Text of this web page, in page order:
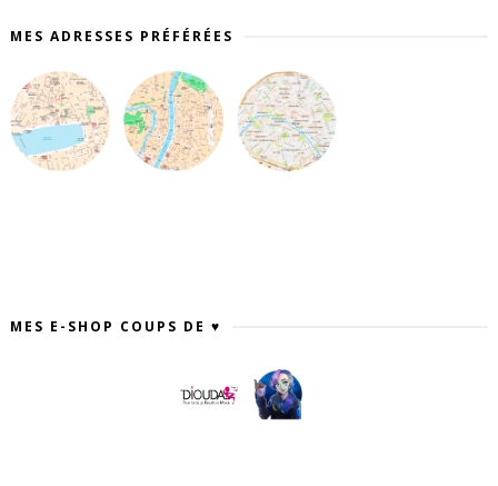
MES ADRESSES PRÉFÉRÉES
MES E-SHOP COUPS DE ♥